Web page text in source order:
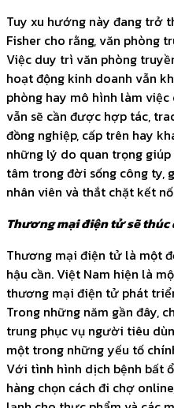
Tuy xu hướng này đang trở
Fisher cho rằng, văn phòng
Việc duy trì văn phòng
hoạt động kinh doanh vẫn
phòng hay mô hình làm
vẫn sẽ cần được hợp tác,
đồng nghiệp, cấp trên hay
những lý do quan trọng
tâm trong đời sống công ty,
nhân viên và thắt chặt kết
Thương mại điện tử sẽ thúc
Thương mại điện tử là một
hậu cần. Việt Nam hiện là
thương mại điện tử phát
Trong những năm gần đây,
trung phục vụ người tiêu
một trong những yếu tố
Với tình hình dịch bệnh bất
hàng chọn cách đi chợ